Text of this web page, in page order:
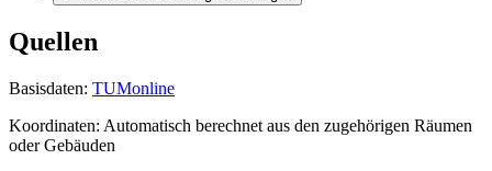
Quellen
Basisdaten: TUMonline
Koordinaten: Automatisch berechnet aus den zugehörigen Räumen
oder Gebäuden